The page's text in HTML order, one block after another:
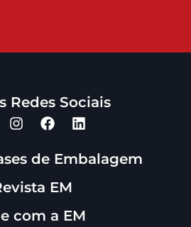
Redes Sociais
de Embalagem
EM
com a EM